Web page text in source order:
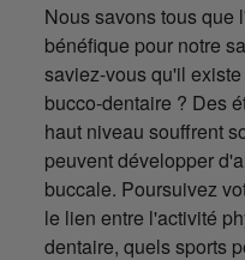
Nous savons tous que
bénéfique pour notre
saviez-vous qu'il
bucco-dentaire ? Des
haut niveau souffrent
peuvent développer
buccale. Poursuivez
le lien entre l'activité
dentaire, quels sports